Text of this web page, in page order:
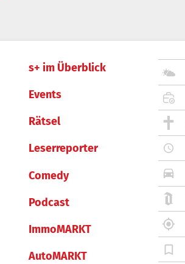
s+ im Überblick
Events
Rätsel
Leserreporter
Comedy
Podcast
ImmoMARKT
AutoMARKT